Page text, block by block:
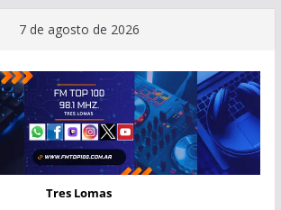
7 de agosto de 2026
Tres Lomas